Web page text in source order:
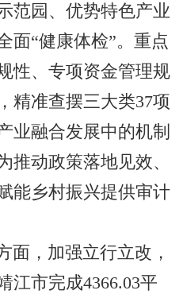
范园、优势特色产业
面“健康体检”。重点
性、专项资金管理规
精准查摆三大类37项
业融合发展中的机制
推动政策落地见效、
能乡村振兴提供审计
面，加强立行立改，
江市完成4366.03平